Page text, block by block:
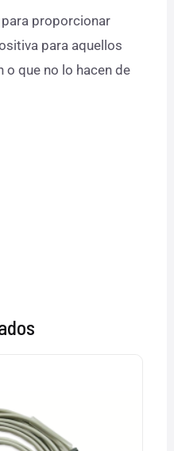
proporcionar
para aquellos
o que no lo hacen de